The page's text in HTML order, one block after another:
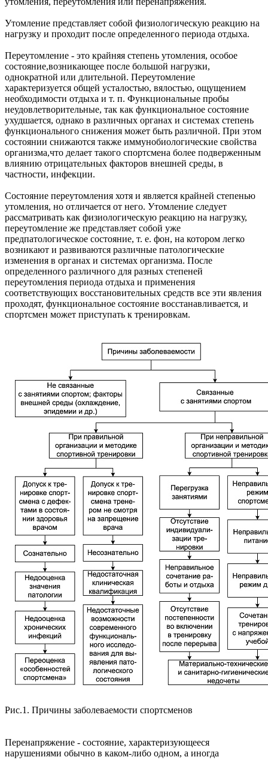
Утомление представляет собой физиологическую реакцию на
нагрузку и проходит после определенного периода отдыха.
Переутомление - это крайняя степень утомления, особое
состояние,возникающее после большой нагрузки,
однократной или длительной. Переутомление
характеризуется общей усталостью, вялостью, ощущением
необходимости отдыха и т. п. Функциональные пробы
неудовлетворительные, так как функциональное состояние
ухудшается, однако в различных органах и системах степень
функционального снижения может быть различной. При этом
состоянии снижаются также иммунобиологические свойства
организма,что делает такого спортсмена более подверженным
влиянию отрицательных факторов внешней среды, в
частности, инфекции.
Состояние переутомления хотя и является крайней степенью
утомления, но отличается от него. Утомление следует
рассматривать как физиологическую реакцию на нагрузку,
переутомление же представляет собой уже
предпатологическое состояние, т. е. фон, на котором легко
возникают и развиваются различные патологические
изменения в органах и системах организма. После
определенного различного для разных степеней
переутомления периода отдыха и применения
соответствующих восстановительных средств все эти явления
проходят, функциональное состояние восстанавливается, и
спортсмен может приступать к тренировкам.
Рис.1. Причины заболеваемости спортсменов
Перенапряжение - состояние, характеризующееся
нарушениями обычно в каком-либо одном, а иногда